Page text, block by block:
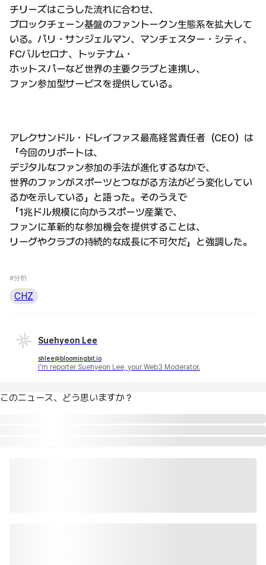
チリーズはこうした流れに合わせ、
ブロックチェーン基盤のファントークン生態系を拡大して
いる。パリ・サンジェルマン、マンチェスター・シティ、
FCバルセロナ、トッテナム・
ホットスパーなど世界の主要クラブと連携し、
ファン参加型サービスを提供している。
アレクサンドル・ドレイファス最高経営責任者（CEO）は
「今回のリポートは、
デジタルなファン参加の手法が進化するなかで、
世界のファンがスポーツとつながる方法がどう変化してい
るかを示している」と語った。そのうえで
「1兆ドル規模に向かうスポーツ産業で、
ファンに革新的な参加機会を提供することは、
リーグやクラブの持続的な成長に不可欠だ」と強調した。
#分析
CHZ
Suehyeon Lee
shlee@bloomingbit.io
I'm reporter Suehyeon Lee, your Web3 Moderator.
このニュース、どう思いますか？